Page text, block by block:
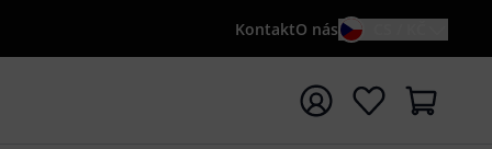
KontaktO nás
s vyhledávaným výrazem {searchTerm}